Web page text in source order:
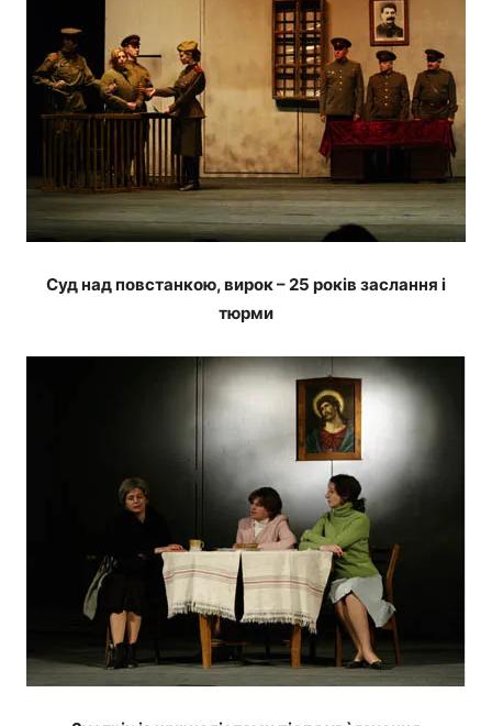
Суд над повстанкою, вирок – 25 років заслання і
тюрми